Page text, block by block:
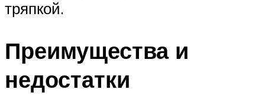
тряпкой.
Преимущества и
недостатки